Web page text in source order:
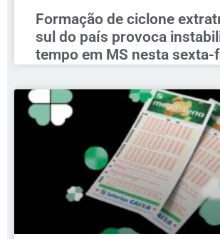
Formação de ciclone
sul do país provoca
tempo em MS nesta sexta-